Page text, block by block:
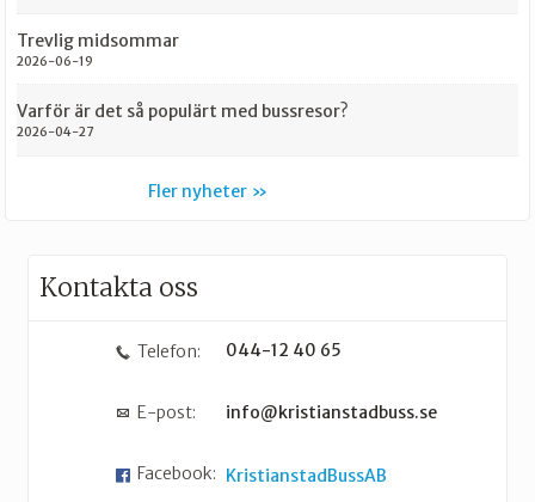
Trevlig midsommar
2026-06-19
Varför är det så populärt med bussresor?
2026-04-27
Fler nyheter
Kontakta oss
Telefon: 044-12 40 65
E-post: info@kristianstadbuss.se
Facebook: KristianstadBussAB